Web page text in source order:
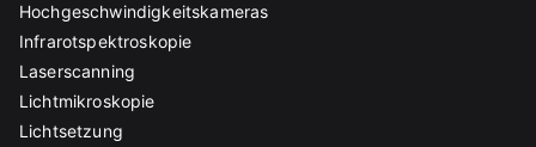
Hochgeschwindigkeitskameras
Infrarotspektroskopie
Laserscanning
Lichtmikroskopie
Lichtsetzung